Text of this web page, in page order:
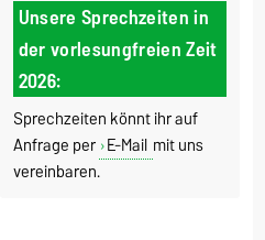
Unsere Sprechzeiten in
der vorlesungfreien Zeit
2026:
Sprechzeiten könnt ihr auf
Anfrage per E-Mail mit uns
vereinbaren.